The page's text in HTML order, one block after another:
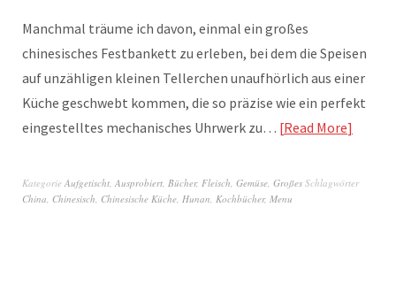
Manchmal träume ich davon, einmal ein großes
chinesisches Festbankett zu erleben, bei dem die Speisen
auf unzähligen kleinen Tellerchen unaufhörlich aus einer
Küche geschwebt kommen, die so präzise wie ein perfekt
eingestelltes mechanisches Uhrwerk zu… Read More
Kategorie Aufgetischt, Ausprobiert, Bücher, Fleisch, Gemüse, Großes Schlagwörter
China, Chinesisch, Chinesische Küche, Hunan, Kochbücher, Menu